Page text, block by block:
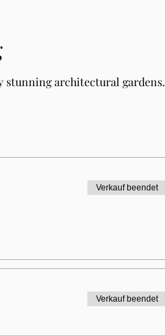
stunning architectural gardens.
Verkauf beendet
Verkauf beendet